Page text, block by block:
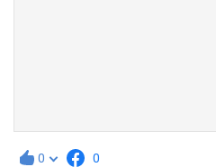
0 0